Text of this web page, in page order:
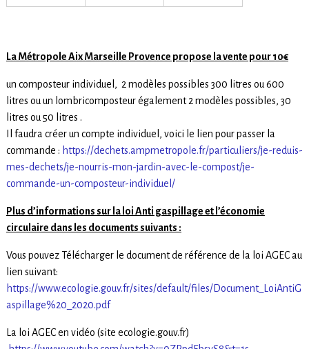
La Métropole Aix Marseille Provence propose la vente pour 10€
un composteur individuel, 2 modèles possibles 300 litres ou 600
litres ou un lombricomposteur également 2 modèles possibles, 30
litres ou 50 litres .
Il faudra créer un compte individuel, voici le lien pour passer la
commande : https://dechets.ampmetropole.fr/particuliers/je-reduis-
mes-dechets/je-nourris-mon-jardin-avec-le-compost/je-
commande-un-composteur-individuel/
Plus d’informations sur la loi Anti gaspillage et l’économie
circulaire dans les documents suivants :
Vous pouvez Télécharger le document de référence de la loi AGEC au
lien suivant:
https://www.ecologie.gouv.fr/sites/default/files/Document_LoiAntiG
aspillage%20_2020.pdf
La loi AGEC en vidéo (site ecologie.gouv.fr)